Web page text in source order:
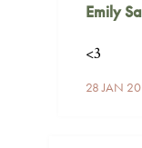
Emily
28 JAN
<3